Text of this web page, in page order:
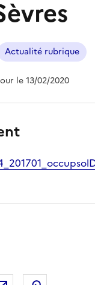
Actualité rubrique
le 13/02/2020